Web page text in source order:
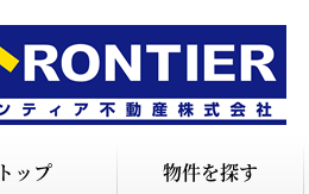
トップ 物件を探す